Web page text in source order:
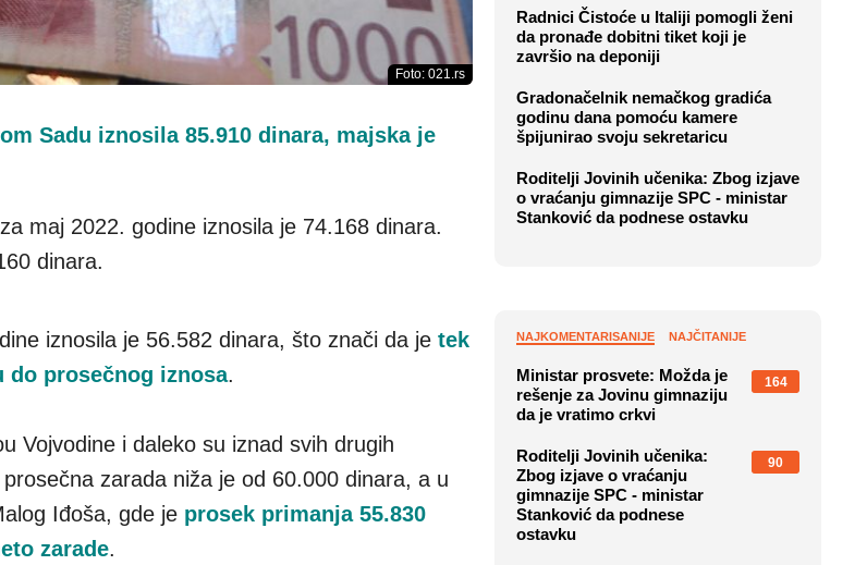
Foto: 021.rs
Sadu iznosila 85.910 dinara, majska je
maj 2022. godine iznosila je 74.168 dinara.
dinara.
iznosila je 56.582 dinara, što znači da je tek
do prosečnog iznosa.
Vojvodine i daleko su iznad svih drugih
zarada niža je od 60.000 dinara, a u
Iđoša, gde je prosek primanja 55.830
zarade.
Radnici Čistoće u Italiji pomogli ženi
da pronađe dobitni tiket koji je
završio na deponiji
Gradonačelnik nemačkog gradića
godinu dana pomoću kamere
špijunirao svoju sekretaricu
Roditelji Jovinih učenika: Zbog izjave
o vraćanju gimnazije SPC - ministar
Stanković da podnese ostavku
NAJKOMENTARISANIJE NAJČITANIJE
Ministar prosvete: Možda je
rešenje za Jovinu gimnaziju
da je vratimo crkvi
164
Roditelji Jovinih učenika:
Zbog izjave o vraćanju
gimnazije SPC - ministar
Stanković da podnese
ostavku
90